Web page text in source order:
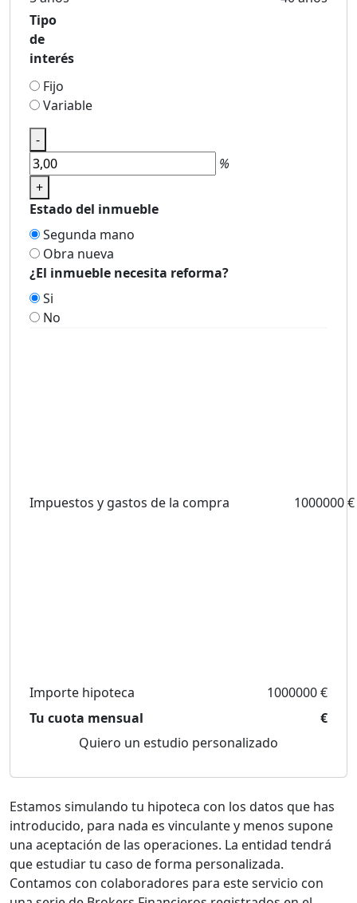
Tipo
de
interés
Fijo
Variable
-
%
+
Estado del inmueble
Segunda mano
Obra nueva
¿El inmueble necesita reforma?
Si
No
Impuestos y gastos de la compra 1000000 €
Importe hipoteca
1000000 €
Tu cuota mensual
€
Quiero un estudio personalizado
Estamos simulando tu hipoteca con los datos que has
introducido, para nada es vinculante y menos supone
una aceptación de las operaciones. La entidad tendrá
que estudiar tu caso de forma personalizada.
Contamos con colaboradores para este servicio con